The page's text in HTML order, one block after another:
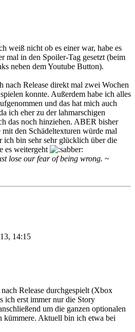
weiß nicht ob es einer war, habe es
mal in den Spoiler-Tag gesetzt (beim
neben dem Youtube Button).
nach Release direkt mal zwei Wochen
konnte. Außerdem habe ich alles
und das hat mich auch
ich eher zu der lahmarschigen
das noch hinziehen. ABER bisher
den Schädeltexturen würde mal
ich bin sehr sehr glücklich über die
es weitergeht
lose our fear of being wrong. ~
14:15
Release durchgespielt (Xbox
ich erst immer nur die Story
um die ganzen optionalen
kümmere. Aktuell bin ich etwa bei